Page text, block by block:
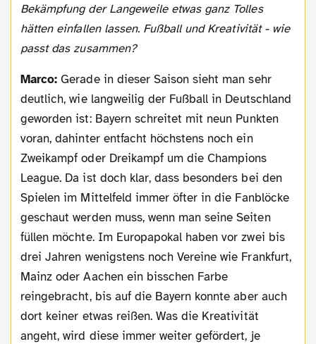
Bekämpfung der Langeweile etwas ganz Tolles
hätten einfallen lassen. Fußball und Kreativität - wie
passt das zusammen?
Marco: Gerade in dieser Saison sieht man sehr
deutlich, wie langweilig der Fußball in Deutschland
geworden ist: Bayern schreitet mit neun Punkten
voran, dahinter entfacht höchstens noch ein
Zweikampf oder Dreikampf um die Champions
League. Da ist doch klar, dass besonders bei den
Spielen im Mittelfeld immer öfter in die Fanblöcke
geschaut werden muss, wenn man seine Seiten
füllen möchte. Im Europapokal haben vor zwei bis
drei Jahren wenigstens noch Vereine wie Frankfurt,
Mainz oder Aachen ein bisschen Farbe
reingebracht, bis auf die Bayern konnte aber auch
dort keiner etwas reißen. Was die Kreativität
angeht, wird diese immer weiter gefördert, je